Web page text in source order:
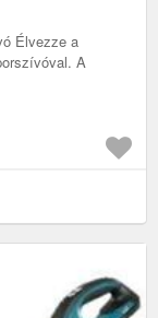
Élvezze a
A